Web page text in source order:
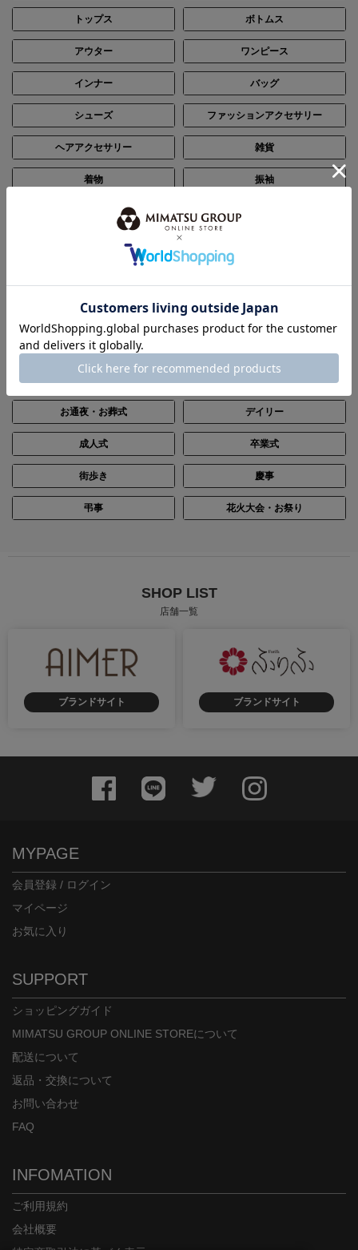
トップス ボトムス
アウター ワンピース
インナー バッグ
シューズ ファッションアクセサリー
ヘアアクセサリー 雑貨
着物 振袖
SCENE
シーン別で探す
結婚式・披露宴
入卒・七五三・顔合わせ
お通夜・お葬式 デイリー
成人式 卒業式
街歩き 慶事
弔事 花火大会・お祭り
SHOP LIST
店舗一覧
ブランドサイト ブランドサイト
MYPAGE
会員登録 / ログイン
マイページ
お気に入り
SUPPORT
ショッピングガイド
MIMATSU GROUP ONLINE STOREについて
配送について
返品・交換について
お問い合わせ
FAQ
INFOMATION
ご利用規約
会社概要